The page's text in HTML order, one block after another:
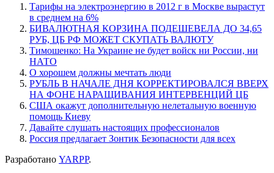
Тарифы на электроэнергию в 2012 г в Москве вырастут
в среднем на 6%
БИВАЛЮТНАЯ КОРЗИНА ПОДЕШЕВЕЛА ДО 34,65
РУБ, ЦБ РФ МОЖЕТ СКУПАТЬ ВАЛЮТУ
Тимошенко: На Украине не будет войск ни России, ни
НАТО
О хорошем должны мечтать люди
РУБЛЬ В НАЧАЛЕ ДНЯ КОРРЕКТИРОВАЛСЯ ВВЕРХ
НА ФОНЕ НАРАЩИВАНИЯ ИНТЕРВЕНЦИЙ ЦБ
США окажут дополнительную нелетальную военную
помощь Киеву
Давайте слушать настоящих профессионалов
Россия предлагает Зонтик Безопасности для всех
Разработано YARPP.